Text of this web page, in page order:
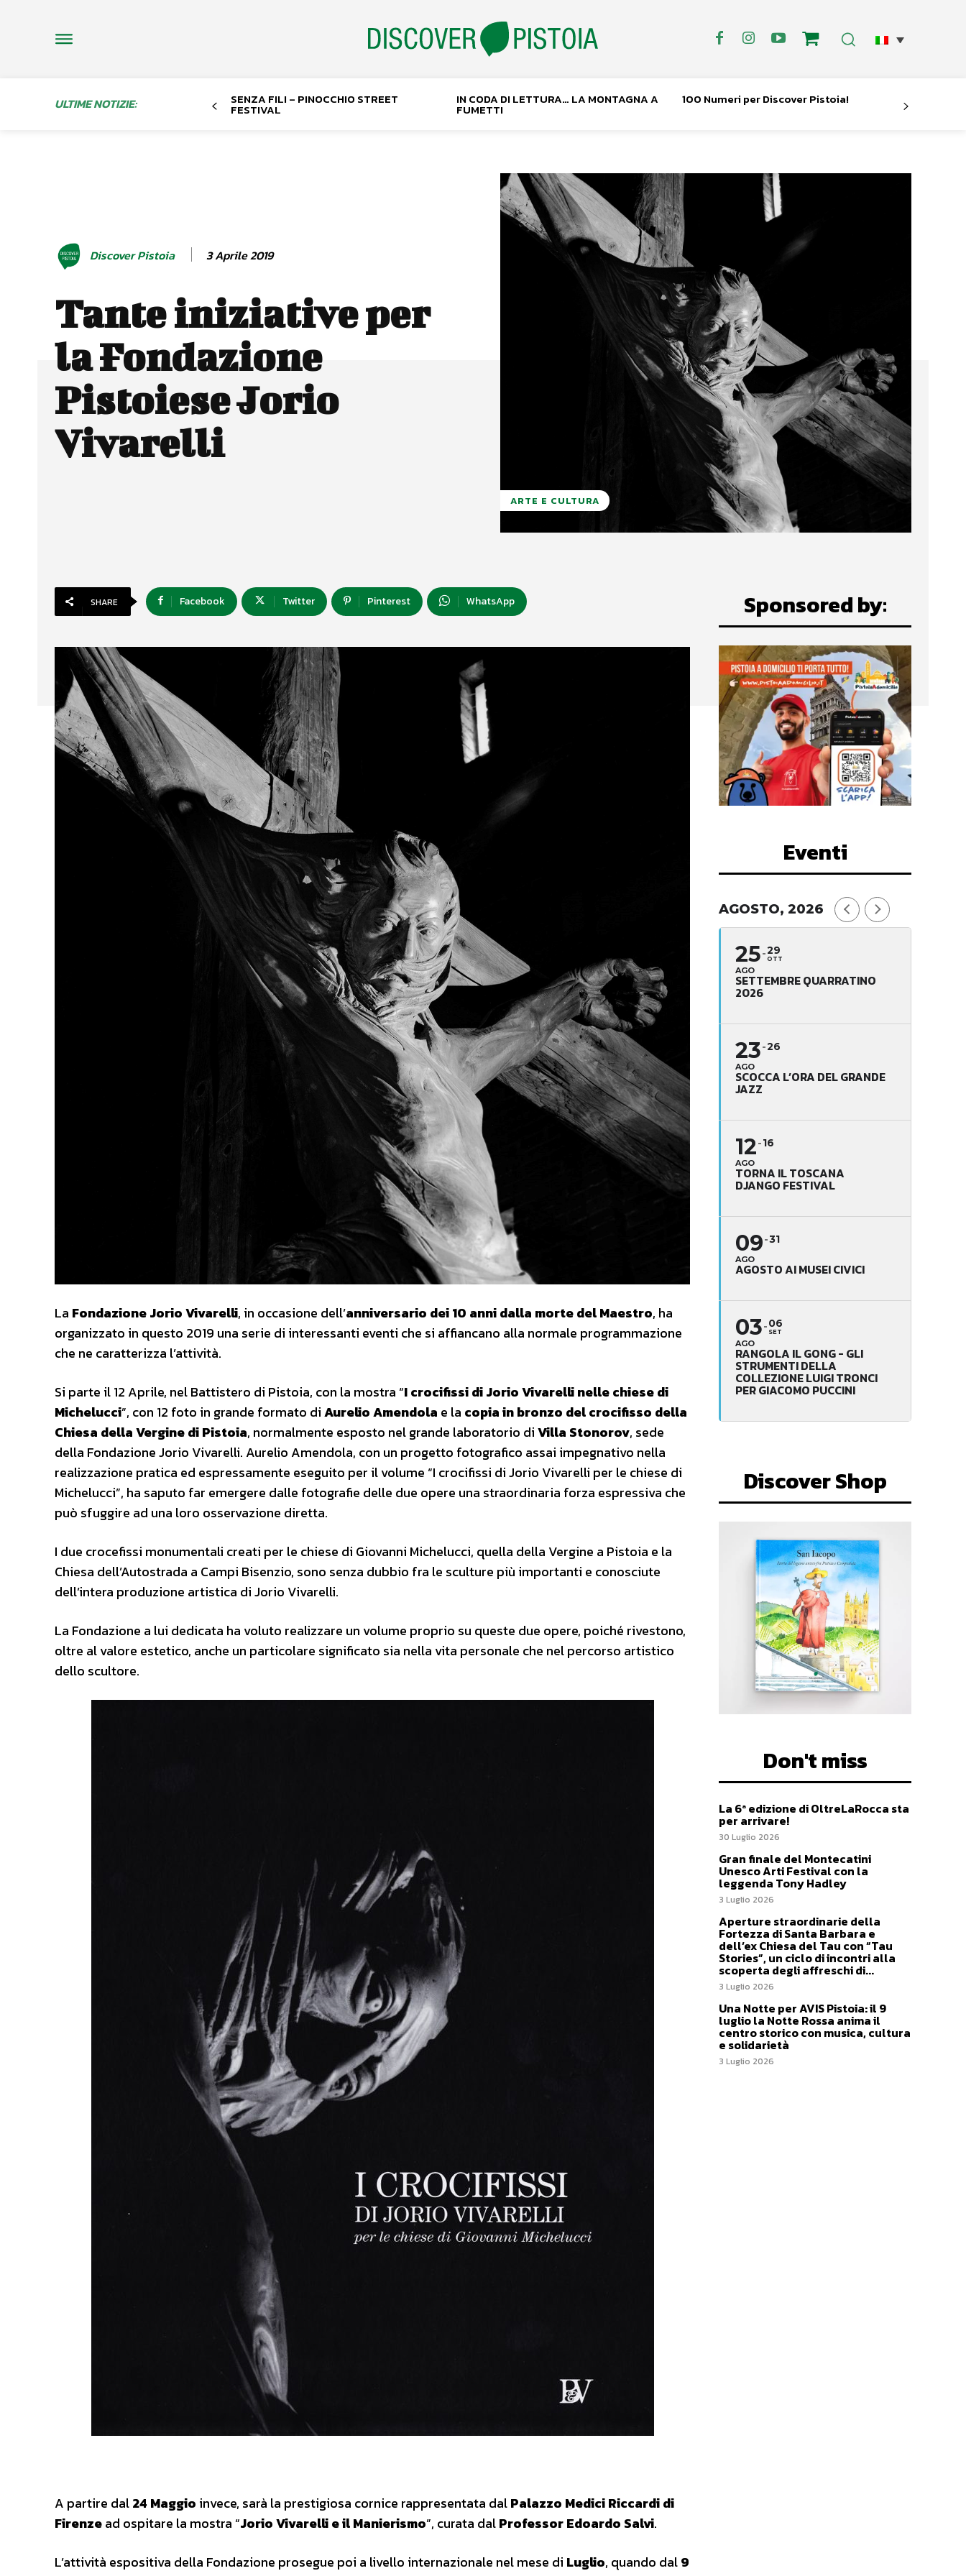
ULTIME NOTIZIE: SENZA FILI – PINOCCHIO STREET
FESTIVAL
IN CODA DI LETTURA… LA MONTAGNA A
FUMETTI
100 Numeri per Discover Pistoia!
Discover Pistoia 3 Aprile 2019
Tante iniziative per
la Fondazione
Pistoiese Jorio
Vivarelli
ARTE E CULTURA
SHARE Facebook Twitter Pinterest WhatsApp
La Fondazione Jorio Vivarelli, in occasione dell’anniversario dei 10 anni dalla morte del Maestro, ha
organizzato in questo 2019 una serie di interessanti eventi che si affiancano alla normale programmazione
che ne caratterizza l’attività.
Si parte il 12 Aprile, nel Battistero di Pistoia, con la mostra “I crocifissi di Jorio Vivarelli nelle chiese di
Michelucci”, con 12 foto in grande formato diAurelio Amendola e la copia in bronzo del crocifisso della
Chiesa della Vergine di Pistoia, normalmente esposto nel grande laboratorio diVilla Stonorov, sede
della Fondazione Jorio Vivarelli. Aurelio Amendola, con un progetto fotografico assai impegnativo nella
realizzazione pratica ed espressamente eseguito per il volume “I crocifissi di Jorio Vivarelli per le chiese di
Michelucci”, ha saputo far emergere dalle fotografie delle due opere una straordinaria forza espressiva che
può sfuggire ad una loro osservazione diretta.
I due crocefissi monumentali creati per le chiese di Giovanni Michelucci, quella della Vergine a Pistoia e la
Chiesa dell’Autostrada a Campi Bisenzio, sono senza dubbio fra le sculture più importanti e conosciute
dell’intera produzione artistica di Jorio Vivarelli.
La Fondazione a lui dedicata ha voluto realizzare un volume proprio su queste due opere, poiché rivestono,
oltre al valore estetico, anche un particolare significato sia nella vita personale che nel percorso artistico
dello scultore.
A partire dal24 Maggio invece, sarà la prestigiosa cornice rappresentata dalPalazzo Medici Riccardi di
Firenzead ospitare la mostra “Jorio Vivarelli e il Manierismo”, curata dalProfessor Edoardo Salvi.
L’attività espositiva della Fondazione prosegue poi a livello internazionale nel mese di Luglio, quando dal9
Sponsored by:
Eventi
AGOSTO, 2026
25
AGO
29
OTT
SETTEMBRE QUARRATINO
2026
23
AGO
26
SCOCCA L’ORA DEL GRANDE
JAZZ
12
AGO
16
TORNA IL TOSCANA
DJANGO FESTIVAL
09
AGO
31
AGOSTO AI MUSEI CIVICI
03
AGO
06
SET
RANGOLA IL GONG - GLI
STRUMENTI DELLA
COLLEZIONE LUIGI TRONCI
PER GIACOMO PUCCINI
Discover Shop
Don't miss
La 6ª edizione di OltreLaRocca sta
per arrivare!
30 Luglio 2026
Gran finale del Montecatini
Unesco Arti Festival con la
leggenda Tony Hadley
3 Luglio 2026
Aperture straordinarie della
Fortezza di Santa Barbara e
dell’ex Chiesa del Tau con “Tau
Stories”, un ciclo di incontri alla
scoperta degli affreschi di...
3 Luglio 2026
Una Notte per AVIS Pistoia: il 9
luglio la Notte Rossa anima il
centro storico con musica, cultura
e solidarietà
3 Luglio 2026